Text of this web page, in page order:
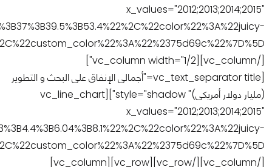
x_values="2012;2013;2014;2015"
[/vc_column][vc_column width="1/2"]
[vc_text_separator title="أجمالى الإنفاق على البحث و التطوير
(مليار دولار أمريكى)" style="shadow"][vc_line_chart
x_values="2012;2013;2014;2015"